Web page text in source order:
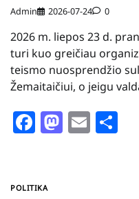
Admin 2026-07-24 0
2026 m. liepos 23 d.
turi kuo greičiau
teismo nuosprendžio
Žemaitaičiui, o jeigu
Facebook
Email
POLITIKA